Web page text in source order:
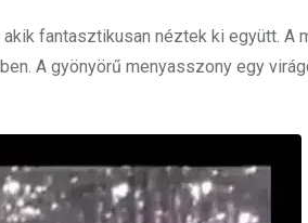
fantasztikusan néztek ki együtt. A
A gyönyörű menyasszony egy